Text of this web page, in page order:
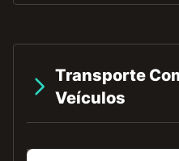
Transporte
Veículos